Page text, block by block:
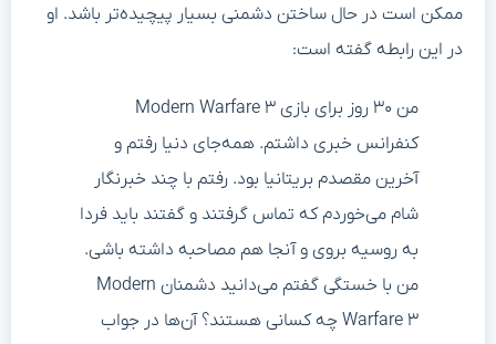
ممکن است در حال ساختن دشمنی بسیار پیچیده‌تر باشد. او
در این رابطه گفته است:
من ۳۰ روز برای بازی Modern Warfare ۳
کنفرانس خبری داشتم. همه‌جای دنیا رفتم و
آخرین مقصدم بریتانیا بود. رفتم با چند خبرنگار
شام می‌خوردم که تماس گرفتند و گفتند باید فردا
به روسیه بروی و آنجا هم مصاحبه داشته باشی.
من با خستگی گفتم می‌دانید دشمنان Modern
Warfare ۳ چه کسانی هستند؟ آن‌ها در جواب